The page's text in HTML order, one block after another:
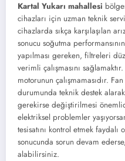
Kartal Yukarı mahallesi
cihazları için uzman teknik
cihazlarda sıkça karşılaşılan
sonucu soğutma
yapılması gereken, filtreleri
verimli çalışmasını
motorunun çalışmamasıdır.
durumunda teknik destek
gerekirse değiştirilmesi
elektriksel problemler
tesisatını kontrol etmek faydalı
sonucunda sorun devam
alabilirsiniz.